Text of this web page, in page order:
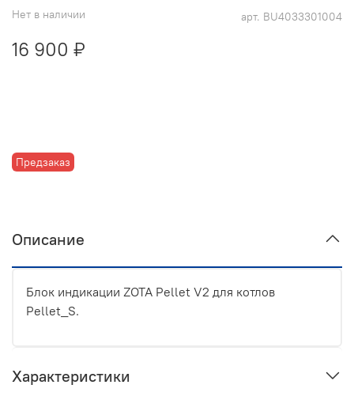
арт. BU4033301004
Нет в наличии
Предзаказ
16 900 ₽
Описание
Блок индикации ZOTA Pellet V2 для котлов
Pellet_S.
Характеристики